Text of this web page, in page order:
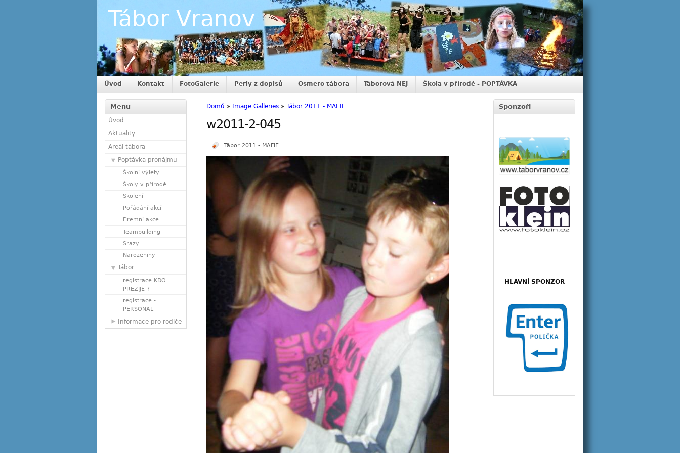
Tábor Vranov
Úvod Kontakt FotoGalerie Perly z dopisů Osmero tábora Táborová NEJ Škola v přírodě - POPTÁVKA
Menu
Úvod
Aktuality
Areál tábora
Poptávka pronájmu
Školní výlety
Školy v přírodě
Školení
Pořádání akcí
Firemní akce
Teambuilding
Srazy
Narozeniny
Tábor
registrace KDO
PŘEŽIJE ?
registrace -
PERSONAL
Informace pro rodiče
Domů » Image Galleries » Tábor 2011 - MAFIE
w2011-2-045
Tábor 2011 - MAFIE
Sponzoři
HLAVNÍ SPONZOR